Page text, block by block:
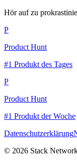
Hör auf zu
P
Product Hunt
#1 Produkt des Tages
P
Product Hunt
#1 Produkt der Woche
Datenschutzerklärung
© 2026 Stack